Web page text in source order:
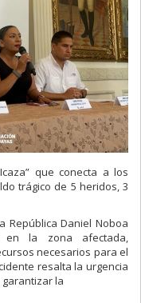
que conecta a los
trágico de 5 heridos, 3
República Daniel Noboa
en la zona afectada,
necesarios para el
resalta la urgencia
la